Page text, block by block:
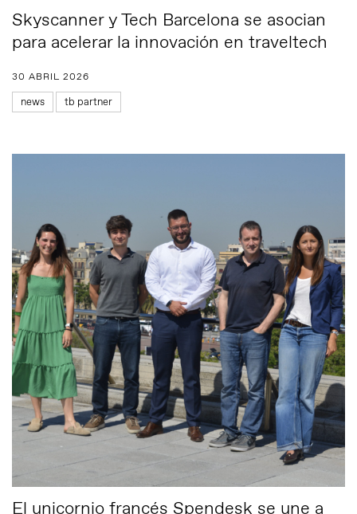
Skyscanner y Tech Barcelona se asocian
para acelerar la innovación en traveltech
30 ABRIL 2026
news tb partner
El unicornio francés Spendesk se une a